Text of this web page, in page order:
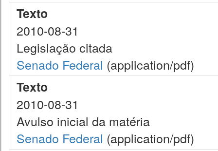
Texto
2010-08-31
Legislação citada
Senado Federal (application/pdf)
Texto
2010-08-31
Avulso inicial da matéria
Senado Federal (application/pdf)